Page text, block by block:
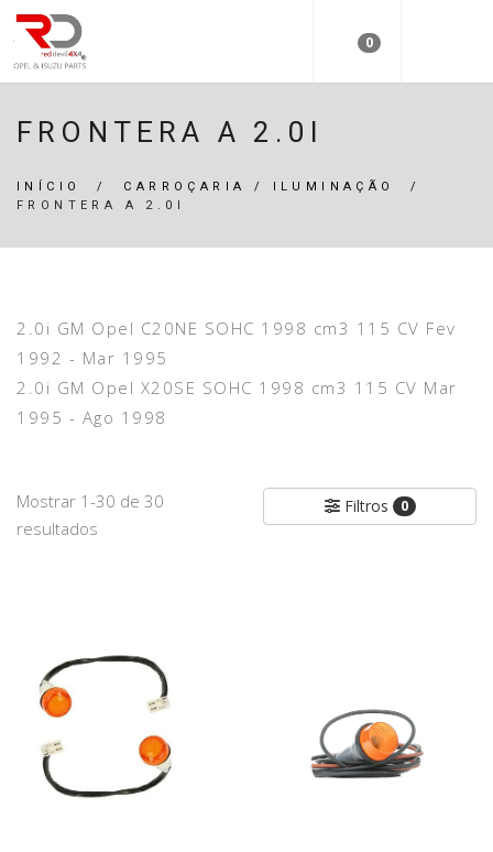
0
FRONTERA A 2.0I
INÍCIO / CARROÇARIA / ILUMINAÇÃO
/
FRONTERA A 2.0I
2.0i GM Opel C20NE SOHC 1998 cm3 115 CV Fev
1992 - Mar 1995
2.0i GM Opel X20SE SOHC 1998 cm3 115 CV Mar
1995 - Ago 1998
Mostrar 1-30 de 30
resultados
Filtros 0